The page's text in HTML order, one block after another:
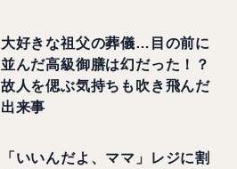
大好きな祖父の葬儀…目の前に
並んだ高級御膳は幻だった！？
故人を偲ぶ気持ちも吹き飛んだ
出来事
「いいんだよ、ママ」レジに割